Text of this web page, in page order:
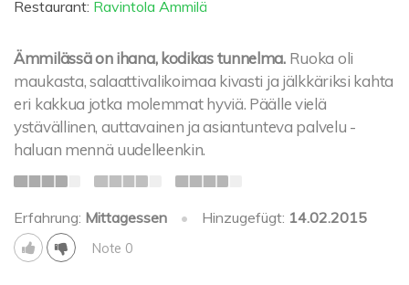
Restaurant: Ravintola Ämmilä
Ämmilässä on ihana, kodikas tunnelma. Ruoka oli
maukasta, salaattivalikoimaa kivasti ja jälkkäriksi kahta
eri kakkua jotka molemmat hyviä. Päälle vielä
ystävällinen, auttavainen ja asiantunteva palvelu -
haluan mennä uudelleenkin.
Erfahrung: Mittagessen • Hinzugefügt: 14.02.2015
Note 0